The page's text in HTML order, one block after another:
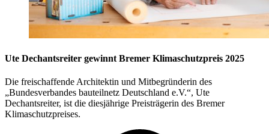
Ute Dechantsreiter gewinnt Bremer Klimaschutzpreis 2025
Die freischaffende Architektin und Mitbegründerin des
„Bundesverbandes bauteilnetz Deutschland e.V.“, Ute
Dechantsreiter, ist die diesjährige Preisträgerin des Bremer
Klimaschutzpreises.